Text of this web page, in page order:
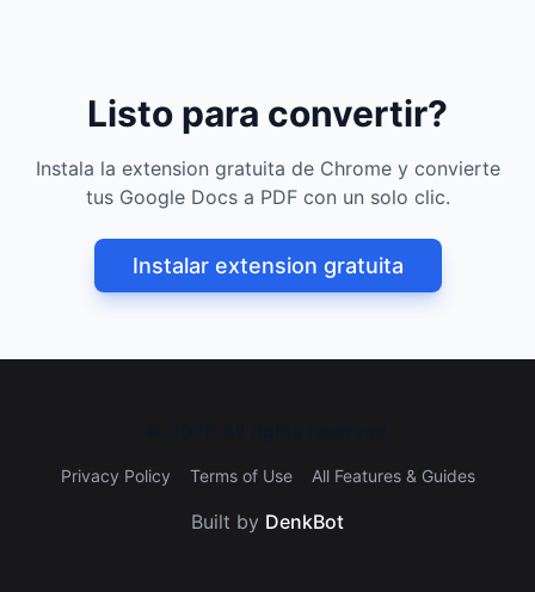
Listo para convertir?
Instala la extension gratuita de Chrome y convierte
tus Google Docs a PDF con un solo clic.
Instalar extension gratuita
Privacy Policy Terms of Use All Features & Guides
Built by DenkBot